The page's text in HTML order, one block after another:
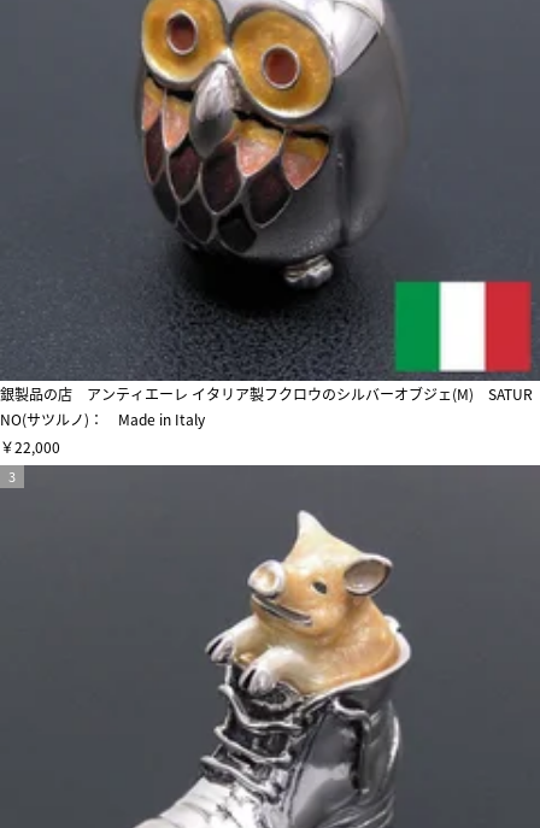
銀製品の店 アンティエーレ イタリア製フクロウのシルバーオブジェ(M) SATUR
NO(サツルノ)： Made in Italy
￥22,000